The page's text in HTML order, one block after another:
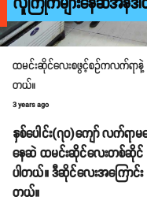
ထမင်းဆိုင်လေးစဖွင့်စဥ်ကလက်ရာနဲ့
တယ်။
3 years ago
နှစ်ပေါင်း(၇၀)ကျော် လက်ရာ
နေဆဲ ထမင်းဆိုင်လေးတစ်ဆိုင်
ပါတယ်။ ဒီဆိုင်လေးအကြောင်
တယ်။